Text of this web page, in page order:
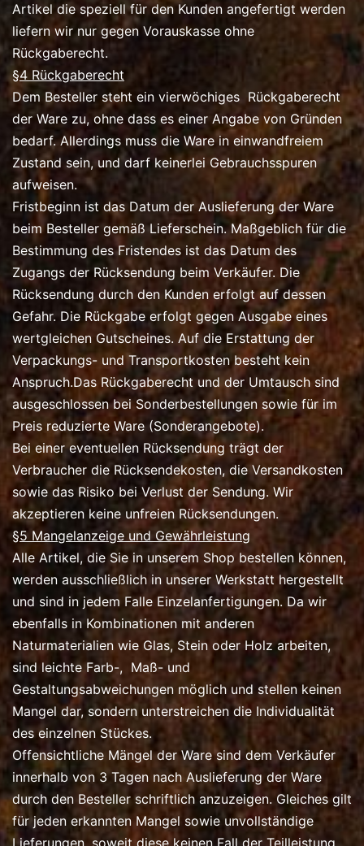
Artikel die speziell für den Kunden angefertigt werden
liefern wir nur gegen Vorauskasse ohne
Rückgaberecht.
§4 Rückgaberecht
Dem Besteller steht ein vierwöchiges Rückgaberecht
der Ware zu, ohne dass es einer Angabe von Gründen
bedarf. Allerdings muss die Ware in einwandfreiem
Zustand sein, und darf keinerlei Gebrauchsspuren
aufweisen.
Fristbeginn ist das Datum der Auslieferung der Ware
beim Besteller gemäß Lieferschein. Maßgeblich für die
Bestimmung des Fristendes ist das Datum des
Zugangs der Rücksendung beim Verkäufer. Die
Rücksendung durch den Kunden erfolgt auf dessen
Gefahr. Die Rückgabe erfolgt gegen Ausgabe eines
wertgleichen Gutscheines. Auf die Erstattung der
Verpackungs- und Transportkosten besteht kein
Anspruch.Das Rückgaberecht und der Umtausch sind
ausgeschlossen bei Sonderbestellungen sowie für im
Preis reduzierte Ware (Sonderangebote).
Bei einer eventuellen Rücksendung trägt der
Verbraucher die Rücksendekosten, die Versandkosten
sowie das Risiko bei Verlust der Sendung. Wir
akzeptieren keine unfreien Rücksendungen.
§5 Mangelanzeige und Gewährleistung
Alle Artikel, die Sie in unserem Shop bestellen können,
werden ausschließlich in unserer Werkstatt hergestellt
und sind in jedem Falle Einzelanfertigungen. Da wir
ebenfalls in Kombinationen mit anderen
Naturmaterialien wie Glas, Stein oder Holz arbeiten,
sind leichte Farb-, Maß- und
Gestaltungsabweichungen möglich und stellen keinen
Mangel dar, sondern unterstreichen die Individualität
des einzelnen Stückes.
Offensichtliche Mängel der Ware sind dem Verkäufer
innerhalb von 3 Tagen nach Auslieferung der Ware
durch den Besteller schriftlich anzuzeigen. Gleiches gilt
für jeden erkannten Mangel sowie unvollständige